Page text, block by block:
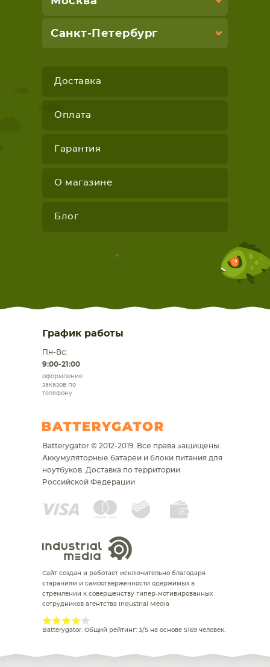
Санкт-Петербург
Доставка
Оплата
Гарантия
О магазине
Блог
График работы
Пн-Вс:
9:00-21:00
оформление
заказов по
телефону
Batterygator © 2012-2019. Все права защищены.
Аккумуляторные батареи и блоки питания для
ноутбуков. Доставка по территории
Российской Федерации
Сайт создан и работает исключительно благодаря
стараниям и самоотверженности одержимых в
стремлении к совершенству гипер-мотивированных
сотрудников агентства Industrial Media
Batterygator. Общий рейтинг: 3/5 на основе 5169 человек.